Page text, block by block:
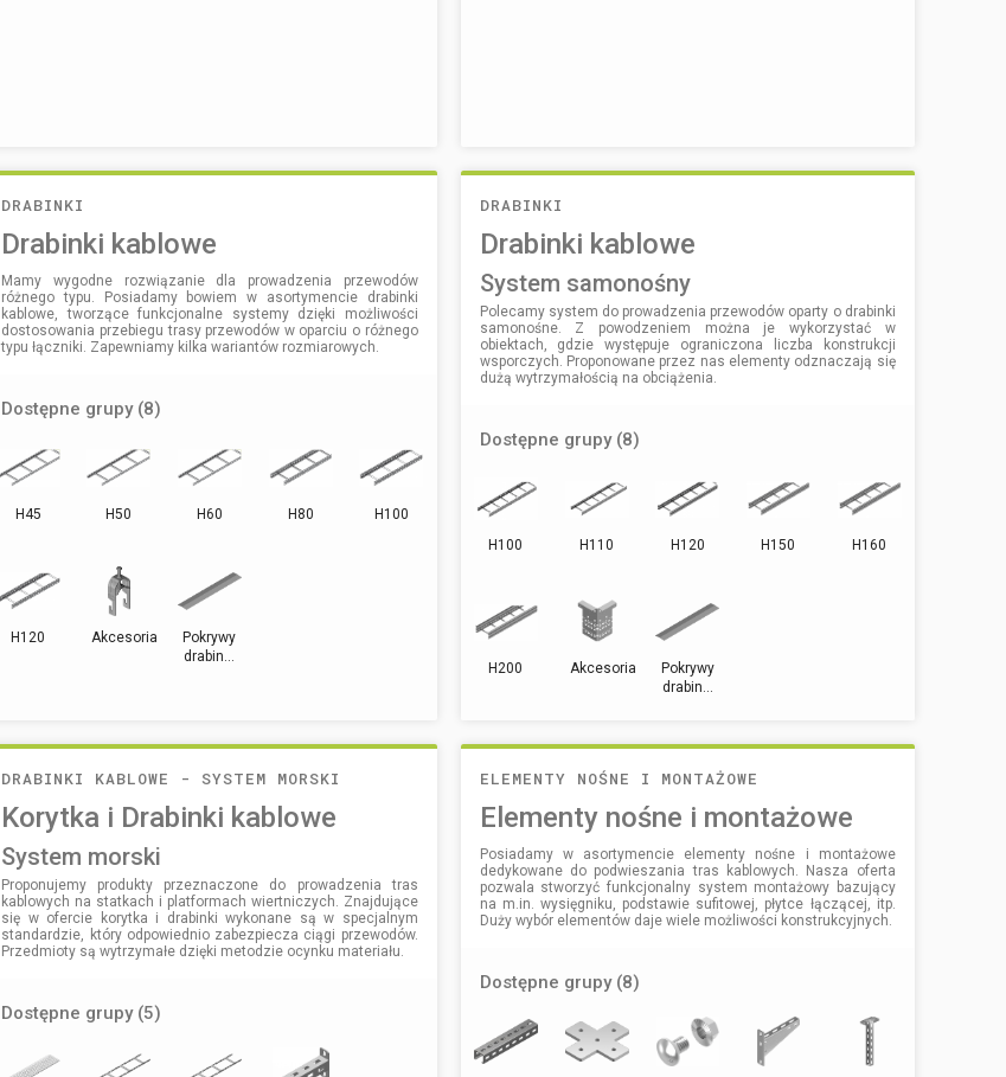
DRABINKI
Drabinki kablowe
Mamy wygodne rozwiązanie dla prowadzenia przewodów
różnego typu. Posiadamy bowiem w asortymencie drabinki
kablowe, tworzące funkcjonalne systemy dzięki możliwości
dostosowania przebiegu trasy przewodów w oparciu o różnego
typu łączniki. Zapewniamy kilka wariantów rozmiarowych.
Dostępne grupy (8)
H45 H50 H60 H80 H100
H120 Akcesoria
Pokrywy
drabin...
DRABINKI
Drabinki kablowe
system samonośny
Polecamy system do prowadzenia przewodów oparty o drabinki
samonośne. Z powodzeniem można je wykorzystać w
obiektach, gdzie występuje ograniczona liczba konstrukcji
wsporczych. Proponowane przez nas elementy odznaczają się
dużą wytrzymałością na obciążenia.
Dostępne grupy (8)
H100 H110 H120 H150 H160
H200 Akcesoria
Pokrywy
drabin...
DRABINKI KABLOWE - SYSTEM MORSKI
Korytka i Drabinki kablowe
system morski
Proponujemy produkty przeznaczone do prowadzenia tras
kablowych na statkach i platformach wiertniczych. Znajdujące
się w ofercie korytka i drabinki wykonane są w specjalnym
standardzie, który odpowiednio zabezpiecza ciągi przewodów.
Przedmioty są wytrzymałe dzięki metodzie ocynku materiału.
Dostępne grupy (5)
ELEMENTY NOŚNE I MONTAŻOWE
Elementy nośne i montażowe
Posiadamy w asortymencie elementy nośne i montażowe
dedykowane do podwieszania tras kablowych. Nasza oferta
pozwala stworzyć funkcjonalny system montażowy bazujący
na m.in. wysięgniku, podstawie sufitowej, płytce łączącej, itp.
Duży wybór elementów daje wiele możliwości konstrukcyjnych.
Dostępne grupy (8)